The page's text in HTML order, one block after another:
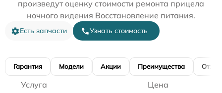
произведут оценку стоимости ремонта прицела
ночного видения Восстановление питания.
Есть запчасти Узнать стоимость
Гарантия Модели Акции Преимущества
Услуга Цена